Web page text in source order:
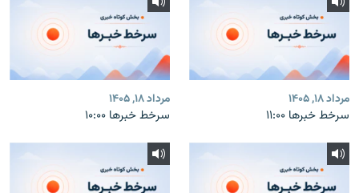
مرداد ۱۸, ۱۴۰۵
سرخط خبرها ۱۱:۰۰
مرداد ۱۸, ۱۴۰۵
سرخط خبرها ۱۰:۰۰